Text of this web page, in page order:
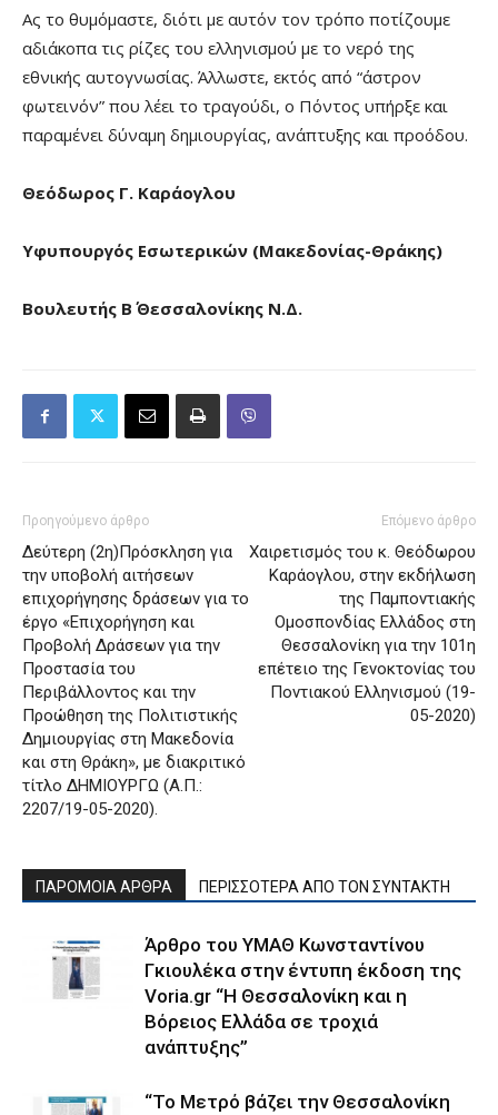
Ας το θυμόμαστε, διότι με αυτόν τον τρόπο ποτίζουμε
αδιάκοπα τις ρίζες του ελληνισμού με το νερό της
εθνικής αυτογνωσίας. Άλλωστε, εκτός από “άστρον
φωτεινόν” που λέει το τραγούδι, ο Πόντος υπήρξε και
παραμένει δύναμη δημιουργίας, ανάπτυξης και προόδου.
Θεόδωρος Γ. Καράογλου
Υφυπουργός Εσωτερικών (Μακεδονίας-Θράκης)
Βουλευτής Β΄ Θεσσαλονίκης Ν.Δ.
Προηγούμενο άρθρο
Δεύτερη (2η)Πρόσκληση για
την υποβολή αιτήσεων
επιχορήγησης δράσεων για το
έργο «Επιχορήγηση και
Προβολή Δράσεων για την
Προστασία του
Περιβάλλοντος και την
Προώθηση της Πολιτιστικής
Δημιουργίας στη Μακεδονία
και στη Θράκη», με διακριτικό
τίτλο ΔΗΜΙΟΥΡΓΩ (Α.Π.:
2207/19-05-2020).
Επόμενο άρθρο
Χαιρετισμός του κ. Θεόδωρου
Καράογλου, στην εκδήλωση
της Παμποντιακής
Ομοσπονδίας Ελλάδος στη
Θεσσαλονίκη για την 101η
επέτειο της Γενοκτονίας του
Ποντιακού Ελληνισμού (19-
05-2020)
ΠΑΡΟΜΟΙΑ ΑΡΘΡΑ ΠΕΡΙΣΣΟΤΕΡΑ ΑΠΟ ΤΟΝ ΣΥΝΤΑΚΤΗ
Άρθρο του ΥΜΑΘ Κωνσταντίνου
Γκιουλέκα στην έντυπη έκδοση της
Voria.gr “Η Θεσσαλονίκη και η
Βόρειος Ελλάδα σε τροχιά
ανάπτυξης”
“Το Μετρό βάζει την Θεσσαλονίκη